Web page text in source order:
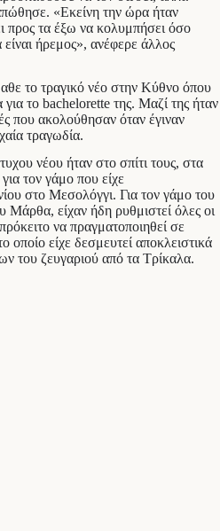
«Εκείνη την ώρα ήταν
προς τα έξω να κολυμπήσει όσο
ήρεμος», ανέφερε άλλος
το τραγικό νέο στην Κύθνο όπου
το bachelorette της. Μαζί της ήταν
που ακολούθησαν όταν έγιναν
τραγωδία.
νέου ήταν στο σπίτι τους, στα
τον γάμο που είχε
στο Μεσολόγγι. Για τον γάμο του
είχαν ήδη ρυθμιστεί όλες οι
να πραγματοποιηθεί σε
οποίο είχε δεσμευτεί αποκλειστικά
του ζευγαριού από τα Τρίκαλα.